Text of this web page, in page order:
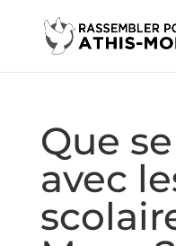
Que
avec